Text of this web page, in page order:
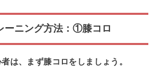
ーニング方法：①膝コロ
は、まず膝コロをしましょう。